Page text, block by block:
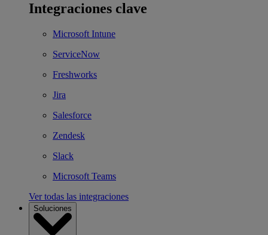
Integraciones clave
Microsoft Intune
ServiceNow
Freshworks
Jira
Salesforce
Zendesk
Slack
Microsoft Teams
Ver todas las integraciones
Soluciones